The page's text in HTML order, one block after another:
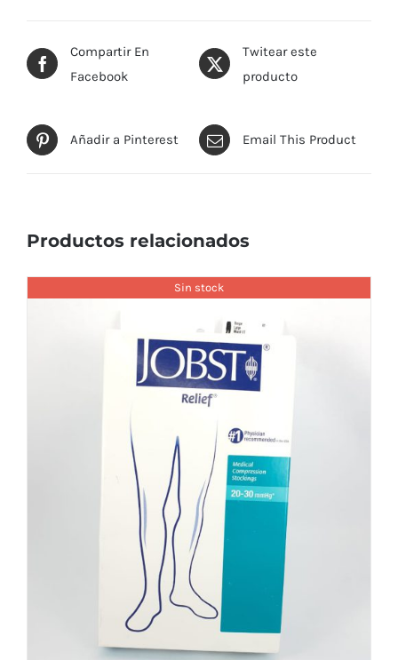
Compartir En
Facebook
Twitear este
producto
Añadir a Pinterest Email This Product
Productos relacionados
Sin stock